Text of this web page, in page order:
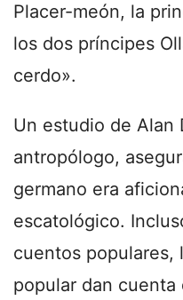
Placer-meón, la
los dos príncipes
cerdo».
Un estudio de Alan
antropólogo,
germano era
escatológico.
cuentos populares,
popular dan cuenta